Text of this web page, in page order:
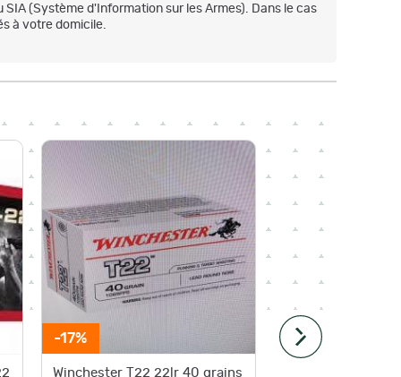
(Système d'Information sur les Armes). Dans le cas
à votre domicile.
-17%
Winchester T22 22lr 40 grains